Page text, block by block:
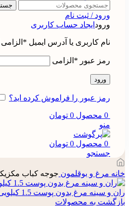
ورود / ثبت نام
ورود ایجاد حساب کاربری
نام کاربری یا آدرس ایمیل * الزامی
رمز عبور * الزامی
ورود
رمز عبور را فراموش کرده اید؟
0 محصول 0 تومان
منو
0 محصول 0 تومان
جستجو
خانه مرغ و بوقلمون جوجه کباب
ران و سینه مرغ بدون پوست 1.5 کیلویی
بازگشت به محصولات